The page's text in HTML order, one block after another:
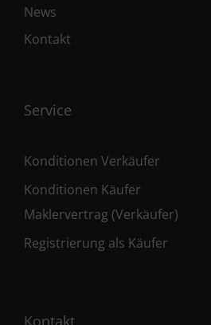
News
Kontakt
Service
Konditionen Verkäufer
Konditionen Käufer
Maklervertrag (Verkäufer)
Registrierung als Käufer
Kontakt